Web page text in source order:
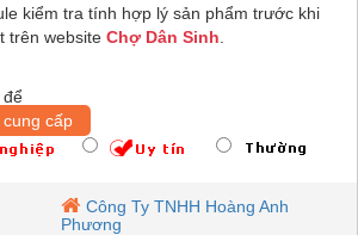
kiểm tra tính hợp lý sản phẩm trước khi
trên website Chợ Dân Sinh
để
cấp
Công Ty TNHH Hoàng Anh
Phương